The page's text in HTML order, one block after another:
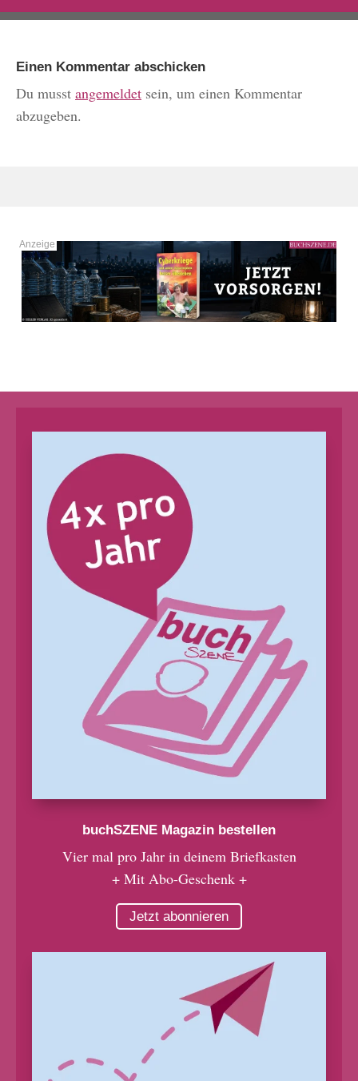
Einen Kommentar abschicken
Du musst angemeldet sein, um einen Kommentar
abzugeben.
buchSZENE Magazin bestellen
Vier mal pro Jahr in deinem Briefkasten
+ Mit Abo-Geschenk +
Jetzt abonnieren